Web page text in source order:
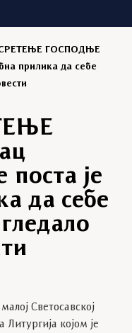
ГОСПОДЊЕ
прилика да себе
је
да себе
Светосавској
Литургија којом је